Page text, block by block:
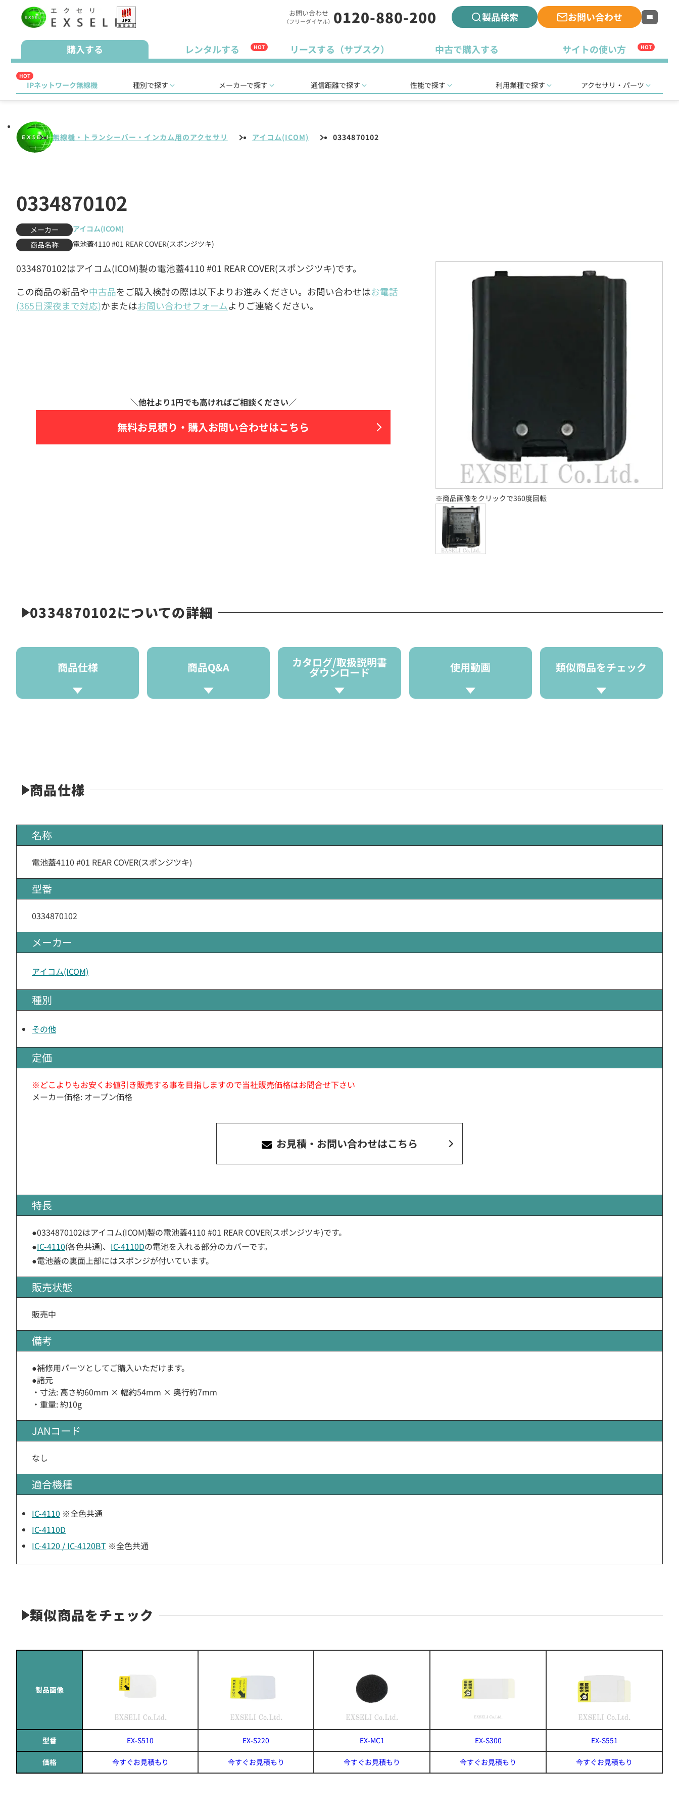
お問い合わせ
（フリーダイヤル） 0120-880-200 製品検索 お問い合わせ
購入する レンタルする HOT リースする（サブスク） 中古で購入する サイトの使い方 HOT
HOT
IPネットワーク無線機 種別で探す メーカーで探す 通信距離で探す 性能で探す 利用業種で探す アクセサリ・パーツ
無線機・トランシーバー・インカム用のアクセサリ アイコム(ICOM) 0334870102
0334870102
メーカー
アイコム(ICOM)
商品名称
電池蓋4110 #01 REAR COVER(スポンジツキ)
0334870102はアイコム(ICOM)製の電池蓋4110 #01 REAR COVER(スポンジツキ)です。
この商品の新品や中古品をご購入検討の際は以下よりお進みください。お問い合わせはお電話
(365日深夜まで対応)かまたはお問い合わせフォームよりご連絡ください。
無料お見積り・ 購入お問い合わせはこちら
※商品画像をクリックで360度回転
0334870102についての詳細
商品仕様 商品Q&A カタログ/取扱説明書
ダウンロード 使用動画 類似商品をチェック
商品仕様
名称
電池蓋4110 #01 REAR COVER(スポンジツキ)
型番
0334870102
メーカー
アイコム(ICOM)
種別
その他
定価
※どこよりもお安くお値引き販売する事を目指しますので当社販売価格はお問合せ下さい
メーカー価格: オープン価格
お見積・お問い合わせはこちら
特長
●0334870102はアイコム(ICOM)製の電池蓋4110 #01 REAR COVER(スポンジツキ)です。
●IC-4110(各色共通)、 IC-4110Dの電池を入れる部分のカバーです。
●電池蓋の裏面上部にはスポンジが付いています。
販売状態
販売中
備考
●補修用パーツとしてご購入いただけます。
●諸元
・寸法: 高さ約60mm × 幅約54mm × 奥行約7mm
・重量: 約10g
JANコード
なし
適合機種
IC-4110 ※全色共通
IC-4110D
IC-4120 / IC-4120BT ※全色共通
類似商品をチェック
製品画像
型番 EX-S510 EX-S220 EX-MC1 EX-S300 EX-S551
価格 今すぐお見積もり 今すぐお見積もり 今すぐお見積もり 今すぐお見積もり 今すぐお見積もり